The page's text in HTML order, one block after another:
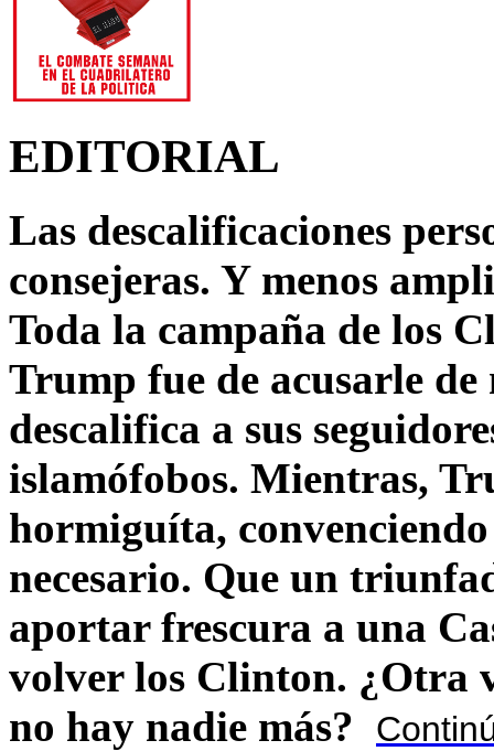
EDITORIAL
Las descalificaciones
consejeras. Y menos
Toda la campaña de los
Trump fue de acusarle
descalifica a sus
islamófobos. Mientras,
hormiguíta,
necesario. Que un
aportar frescura a una
volver los Clinton. ¿Otra
no hay nadie más?